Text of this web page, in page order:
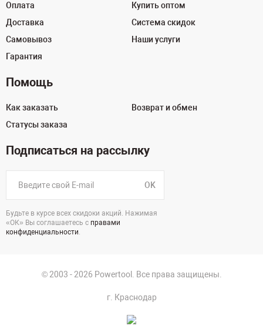
Оплата
Доставка
Самовывоз
Гарантия
Купить оптом
Система скидок
Наши услуги
Помощь
Как заказать
Статусы заказа
Возврат и обмен
Подписаться на рассылку
OK
Будьте в курсе всех скидоки акций. Нажимая
«ОК» Вы соглашаетесь с правами
конфиденциальности.
© 2003 - 2026 Powertool. Все права защищены.
г. Краснодар